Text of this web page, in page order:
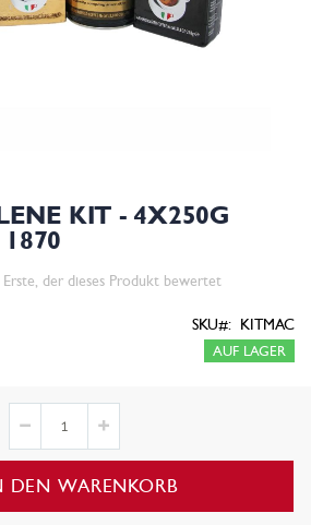
KIT - 4X250G
Erste, der dieses Produkt bewertet
AUF LAGER
SKU KITMAC
DEN WARENKORB